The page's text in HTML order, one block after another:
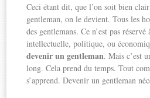
Ceci étant dit, que l’on soit bien
gentleman, on le devient. Tous les
des gentlemans. Ce n’est pas
intellectuelle, politique, ou
devenir un gentleman. Mais c’est
long. Cela prend du temps. Tout
s’apprend. Devenir un gentleman